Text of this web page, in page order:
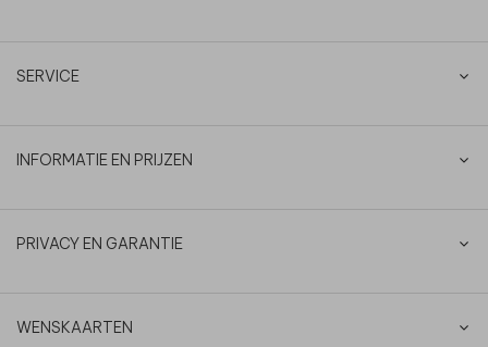
SERVICE
INFORMATIE EN PRIJZEN
PRIVACY EN GARANTIE
WENSKAARTEN